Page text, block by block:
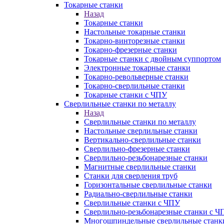
Токарные станки
Назад
Токарные станки
Настольные токарные станки
Токарно-винторезные станки
Токарно-фрезерные станки
Токарные станки с двойным суппортом
Электронные токарные станки
Токарно-револьверные станки
Токарно-сверлильные станки
Токарные станки с ЧПУ
Сверлильные станки по металлу
Назад
Сверлильные станки по металлу
Настольные сверлильные станки
Вертикально-сверлильные станки
Сверлильно-фрезерные станки
Сверлильно-резьбонарезные станки
Магнитные сверлильные станки
Станки для сверления труб
Горизонтальные сверлильные станки
Радиально-сверлильные станки
Сверлильные станки с ЧПУ
Сверлильно-резьбонарезные станки с
Многошпиндельные сверлильные